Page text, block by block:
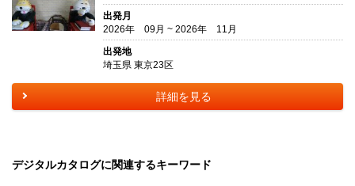
出発月
2026年 09月 ~ 2026年 11月
出発地
埼玉県 東京23区
詳細を見る
デジタルカタログに関連するキーワード